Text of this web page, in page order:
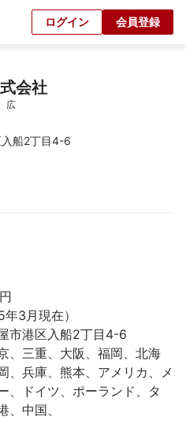
ログイン 会員登録
会社
広
船2丁目4-6
3月現在）
市港区入船2丁目4-6
、三重、大阪、福岡、北海
、兵庫、熊本、アメリカ、メ
、ドイツ、ポーランド、タ
、中国、